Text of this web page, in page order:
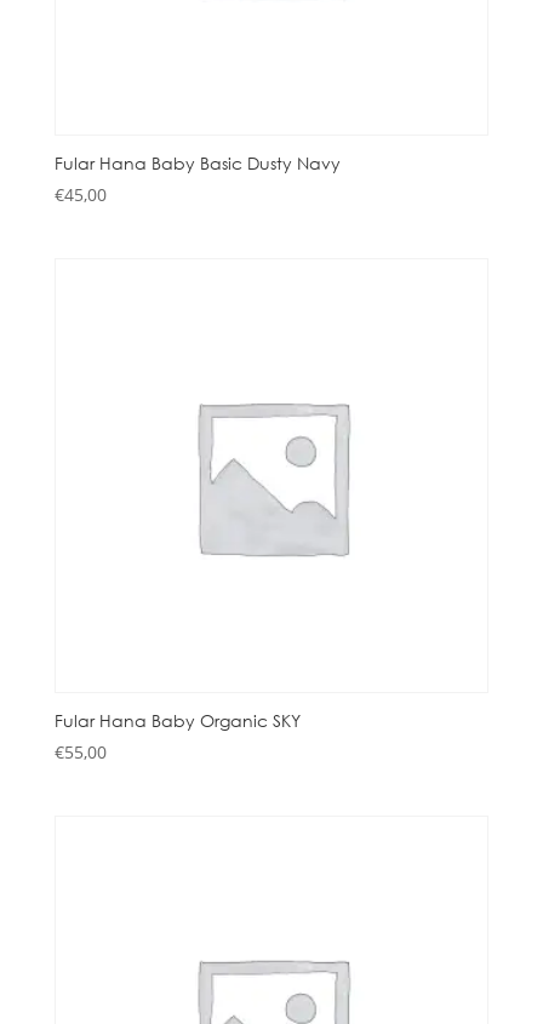
Fular Hana Baby Basic Dusty Navy
€45,00
Fular Hana Baby Organic SKY
€55,00